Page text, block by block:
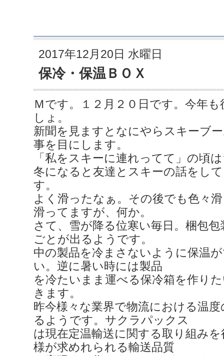
2017年12月20日 水曜日
保冷・保温ＢＯＸ
Ｍです。１２月２０日です。今年
しょ。
新聞を見ますとなにやらスキーブ
事を目にします。
「私をスキーに連れってて」の頃
冬になると友達とスキーの話をし
す。
よく滑ったなぁ。その後でも色々
滑ってますが、何か。
さて、雪が降る位寒い毎日。梱包
ごとが出るようです。
中の製品を冷まさないように保温
い。逆に暑い時には製品
を冷たいまま運べる保冷箱を作り
きます。
昨今様々な業界で物流における温
るようです。サクラパックス
は現在定温輸送に関する取り組み
様が求めれられる輸送品質